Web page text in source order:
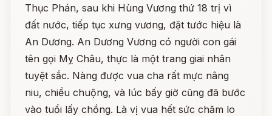
Thục Phán, sau khi Hùng Vương thứ 18 trị vì
đất nước, tiếp tục xưng vương, đặt tước hiệu là
An Dương. An Dương Vương có người con gái
tên gọi Mỵ Châu, thực là một trang giai nhân
tuyệt sắc. Nàng được vua cha rất mực nâng
niu, chiều chuộng, và lúc bấy giờ cũng đã bước
vào tuổi lấy chồng. Là vị vua hết sức chăm lo